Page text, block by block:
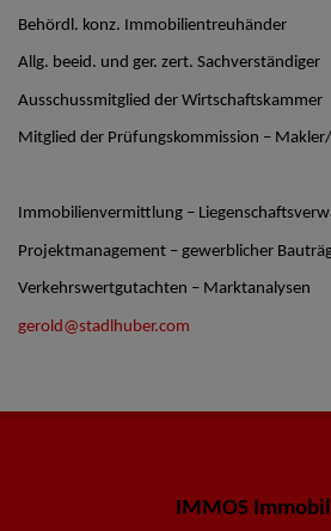
Behördl. konz. Immobilientreuhänder
Allg. beeid. und ger. zert. Sachverständiger
Ausschussmitglied der Wirtschaftskammer
Mitglied der Prüfungskommission –
Immobilienvermittlung –
Projektmanagement – gewerblicher
Verkehrswertgutachten – Marktanalysen
gerold@stadlhuber.com
IMMOS